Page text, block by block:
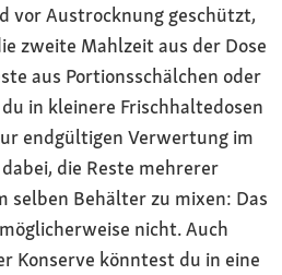
vor Austrocknung geschützt,
zweite Mahlzeit aus der Dose
aus Portionsschälchen oder
in kleinere Frischhaltedosen
endgültigen Verwertung im
die Reste mehrerer
selben Behälter zu mixen: Das
nicht. Auch
Konserve könntest du in eine